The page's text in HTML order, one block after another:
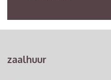
zaalhuur